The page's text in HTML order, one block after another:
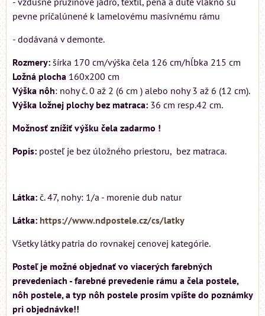
pevne pričalúnené k lamelovému masívnému rámu
- dodávaná v demonte.
Rozmery: šírka 170 cm/výška čela 126 cm/hĺbka 215 cm
Ložná plocha 160x200 cm
Výška nôh: nohy č. 0 až 2 (6 cm ) alebo nohy 3 až 6 (12 cm).
Výška ložnej plochy bez matraca: 36 cm resp.42 cm.
Možnosť znížiť výšku čela zadarmo !
Popis: posteľ je bez úložného priestoru, bez matraca.
Látka: č. 47, nohy: 1/a - morenie dub natur
Látka: https://www.ndpostele.cz/cs/latky
Všetky látky patria do rovnakej cenovej kategórie.
Posteľ je možné objednať vo viacerých farebných
prevedeniach - farebné prevedenie rámu a čela postele,
nôh postele, a typ nôh postele prosím vpíšte do poznámky
pri objednávke!!